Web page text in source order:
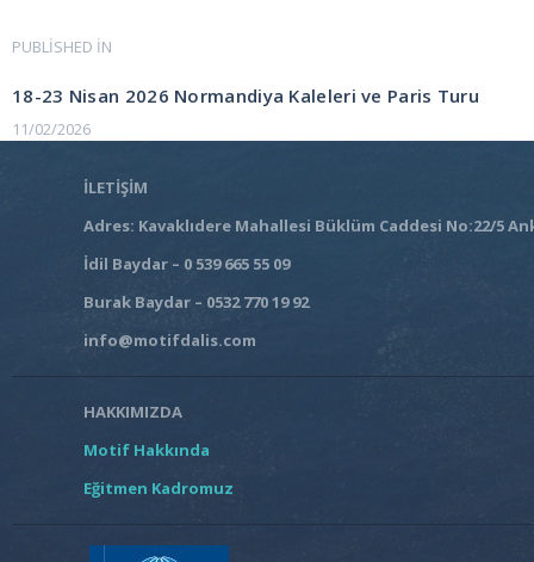
Yazı
gezinmesi
PUBLISHED IN
18-23 Nisan 2026 Normandiya Kaleleri ve Paris Turu
11/02/2026
İLETİŞİM
Adres: Kavaklıdere Mahallesi Büklüm Caddesi No:22/5
İdil Baydar – 0 539 665 55 09
Burak Baydar – 0532 770 19 92
info@motifdalis.com
HAKKIMIZDA
Motif Hakkında
Eğitmen Kadromuz